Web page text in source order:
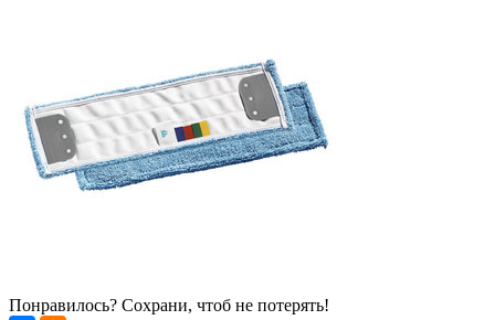
Понравилось? Сохрани, чтоб не потерять!